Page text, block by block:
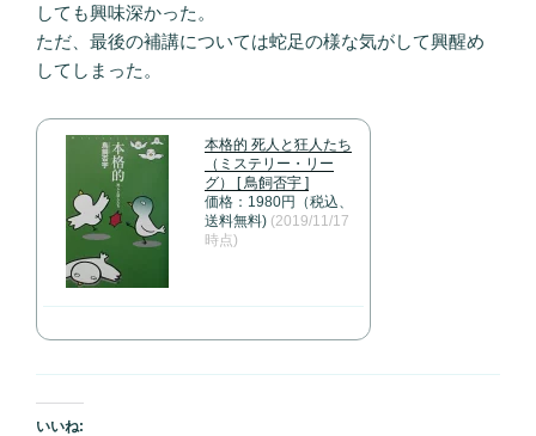
しても興味深かった。
ただ、最後の補講については蛇足の様な気がして興醒め
してしまった。
本格的 死人と狂人たち
（ミステリー・リー
グ） [ 鳥飼否宇 ]
価格：1980円（税込、
送料無料) (2019/11/17
時点)
いいね: